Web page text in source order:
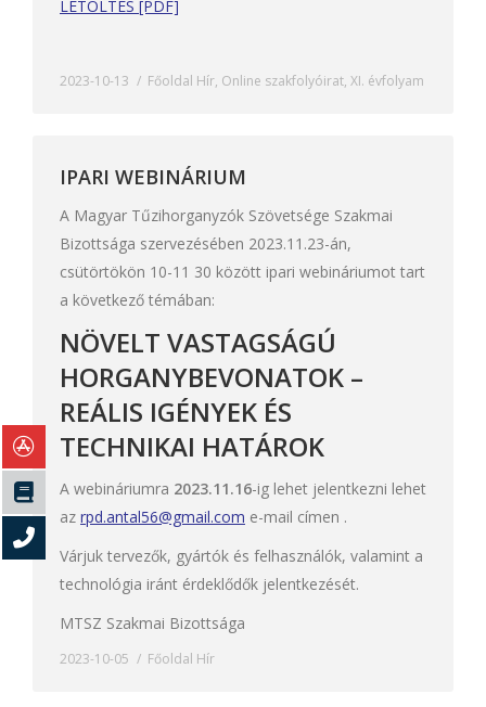
LETÖLTÉS [PDF]
2023-10-13 Főoldal Hír, Online szakfolyóirat, XI. évfolyam
IPARI WEBINÁRIUM
A Magyar Tűzihorganyzók Szövetsége Szakmai
Bizottsága szervezésében 2023.11.23-án,
csütörtökön 10-11 30 között ipari webináriumot tart
a következő témában:
NÖVELT VASTAGSÁGÚ
HORGANYBEVONATOK –
REÁLIS IGÉNYEK ÉS
TECHNIKAI HATÁROK
A webináriumra 2023.11.16-ig lehet jelentkezni lehet
az rpd.antal56@gmail.com e-mail címen .
Várjuk tervezők, gyártók és felhasználók, valamint a
technológia iránt érdeklődők jelentkezését.
MTSZ Szakmai Bizottsága
2023-10-05 Főoldal Hír